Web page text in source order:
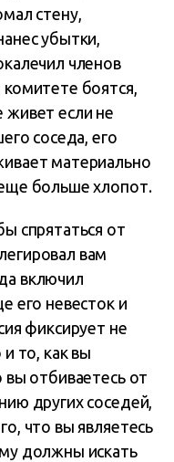
стену,
убытки,
членов
боятся,
если не
соседа, его
материально
больше хлопот.
спрятаться от
вам
включил
его невесток и
фиксирует не
то, как вы
отбиваетесь от
других соседей,
что вы являетесь
должны искать